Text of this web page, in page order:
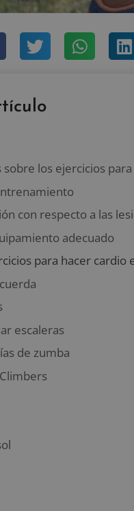
los ejercicios
con respecto a las
adecuado
para hacer cardio
escaleras
de zumba